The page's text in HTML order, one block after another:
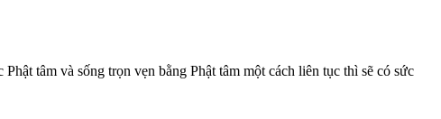
tâm và sống trọn vẹn bằng Phật tâm một cách liên tục thì sẽ có sức